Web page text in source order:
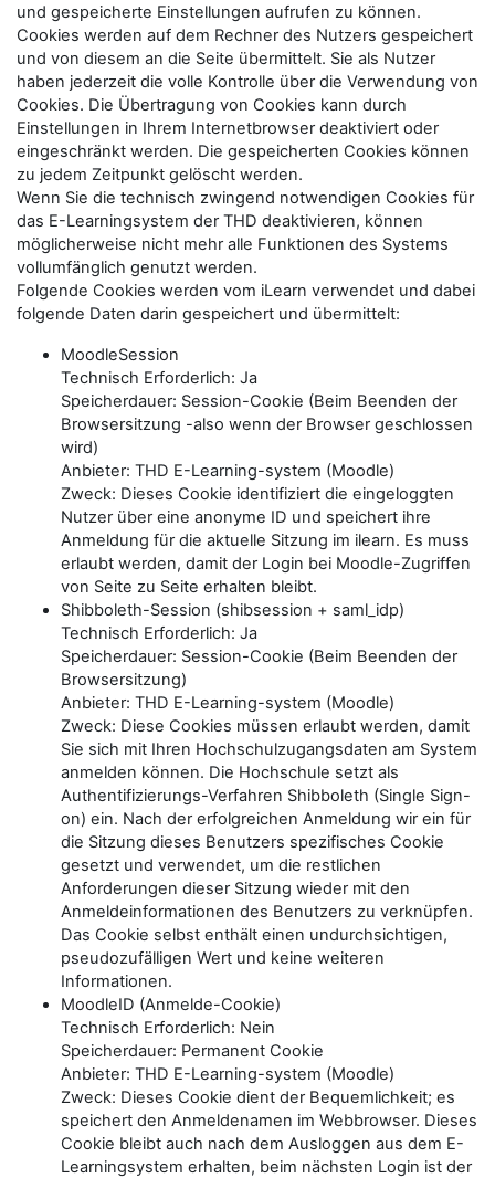
und gespeicherte Einstellungen aufrufen zu können.
Cookies werden auf dem Rechner des Nutzers gespeichert
und von diesem an die Seite übermittelt. Sie als Nutzer
haben jederzeit die volle Kontrolle über die Verwendung von
Cookies. Die Übertragung von Cookies kann durch
Einstellungen in Ihrem Internetbrowser deaktiviert oder
eingeschränkt werden. Die gespeicherten Cookies können
zu jedem Zeitpunkt gelöscht werden.
Wenn Sie die technisch zwingend notwendigen Cookies für
das E-Learningsystem der THD deaktivieren, können
möglicherweise nicht mehr alle Funktionen des Systems
vollumfänglich genutzt werden.
Folgende Cookies werden vom iLearn verwendet und dabei
folgende Daten darin gespeichert und übermittelt:
MoodleSession
Technisch Erforderlich: Ja
Speicherdauer: Session-Cookie (Beim Beenden der
Browsersitzung -also wenn der Browser geschlossen
wird)
Anbieter: THD E-Learning-system (Moodle)
Zweck: Dieses Cookie identifiziert die eingeloggten
Nutzer über eine anonyme ID und speichert ihre
Anmeldung für die aktuelle Sitzung im ilearn. Es muss
erlaubt werden, damit der Login bei Moodle-Zugriffen
von Seite zu Seite erhalten bleibt.
Shibboleth-Session (shibsession + saml_idp)
Technisch Erforderlich: Ja
Speicherdauer: Session-Cookie (Beim Beenden der
Browsersitzung)
Anbieter: THD E-Learning-system (Moodle)
Zweck: Diese Cookies müssen erlaubt werden, damit
Sie sich mit Ihren Hochschulzugangsdaten am System
anmelden können. Die Hochschule setzt als
Authentifizierungs-Verfahren Shibboleth (Single Sign-
on) ein. Nach der erfolgreichen Anmeldung wir ein für
die Sitzung dieses Benutzers spezifisches Cookie
gesetzt und verwendet, um die restlichen
Anforderungen dieser Sitzung wieder mit den
Anmeldeinformationen des Benutzers zu verknüpfen.
Das Cookie selbst enthält einen undurchsichtigen,
pseudozufälligen Wert und keine weiteren
Informationen.
MoodleID (Anmelde-Cookie)
Technisch Erforderlich: Nein
Speicherdauer: Permanent Cookie
Anbieter: THD E-Learning-system (Moodle)
Zweck: Dieses Cookie dient der Bequemlichkeit; es
speichert den Anmeldenamen im Webbrowser. Dieses
Cookie bleibt auch nach dem Ausloggen aus dem E-
Learningsystem erhalten, beim nächsten Login ist der